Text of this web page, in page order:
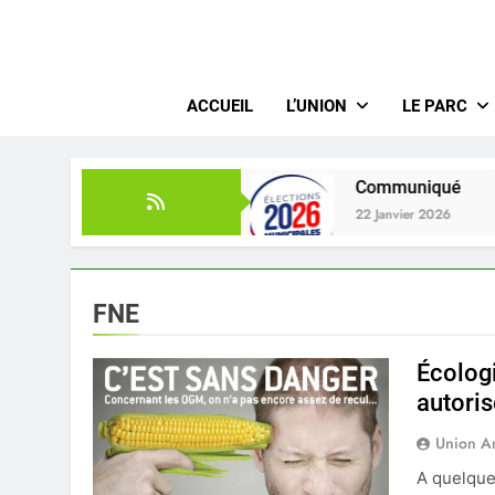
ACCUEIL L’UNION LE PARC
Communiqué
22 Janvier 2026
FNE
Union
A